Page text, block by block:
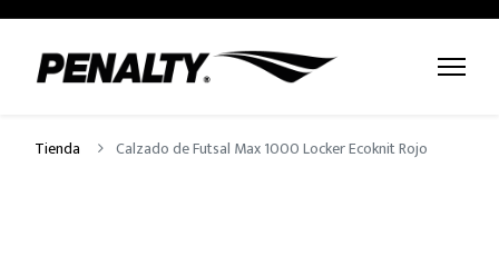
Tienda Calzado de Futsal Max 1000 Locker Ecoknit Rojo